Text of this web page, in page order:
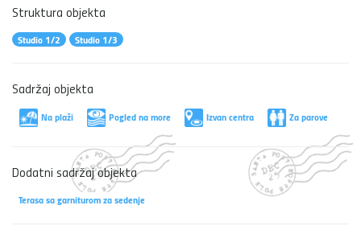
Struktura objekta
Studio 1/2 Studio 1/3
Sadržaj objekta
Na plaži Pogled na more Izvan centra Za parove
Dodatni sadržaj objekta
Terasa sa garniturom za sedenje